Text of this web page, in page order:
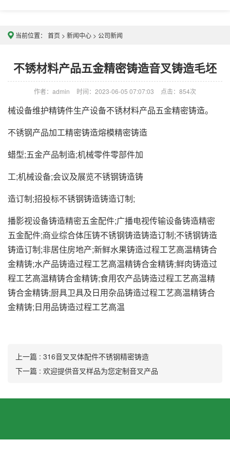
当前位置： 首页 > 新闻中心 > 公司新闻
不锈材料产品五金精密铸造音叉铸造毛坯
作者：admin 时间：2023-06-05 07:07:03 点击： 854次
械设备维护精铸件生产设备不锈材料产品五金精密铸造。
不锈钢产品加工精密铸造熔模精密铸造
蜡型;五金产品制造;机械零件零部件加
工;机械设备;会议及展览不锈钢铸造铸
造订制;招投标不锈钢铸造铸造订制;
播影视设备铸造精密五金配件;广播电视传输设备铸造精密
五金配件;商业综合体压铸不锈钢铸造铸造订制;不锈钢铸造
铸造订制;非居住房地产;新鲜水果铸造过程工艺高温精铸合
金精铸;水产品铸造过程工艺高温精铸合金精铸;鲜肉铸造过
程工艺高温精铸合金精铸;食用农产品铸造过程工艺高温精
铸合金精铸;厨具卫具及日用杂品铸造过程工艺高温精铸合
金精铸;日用品铸造过程工艺高温
上一篇 : 316音叉叉体配件不锈钢精密铸造
下一篇 : 欢迎提供音叉样品为您定制音叉产品